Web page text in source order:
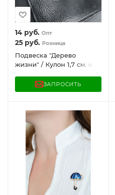
14 руб. Опт
25 руб. Розница
Подвеска "Дерево
жизни" / Кулон 1,7 см. на
камнями-стразами под
серебро / Украшение
обрамлении камней
ЗАПРОСИТЬ